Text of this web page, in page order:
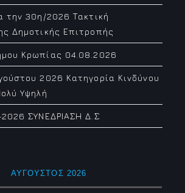
την 30η/2026 Τακτική
Δημοτικής Επιτροπής
Κρωπίας 04.08.2026
2026 Κατηγορία Κινδύνου
Υψηλή
ΣΥΝΕΔΡΙΑΣΗ Δ.Σ
ΑΎΓΟΥΣΤΟΣ 2026